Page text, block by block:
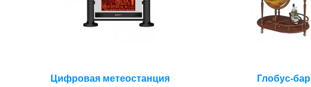
Цифровая метеостанция Глобус-бар